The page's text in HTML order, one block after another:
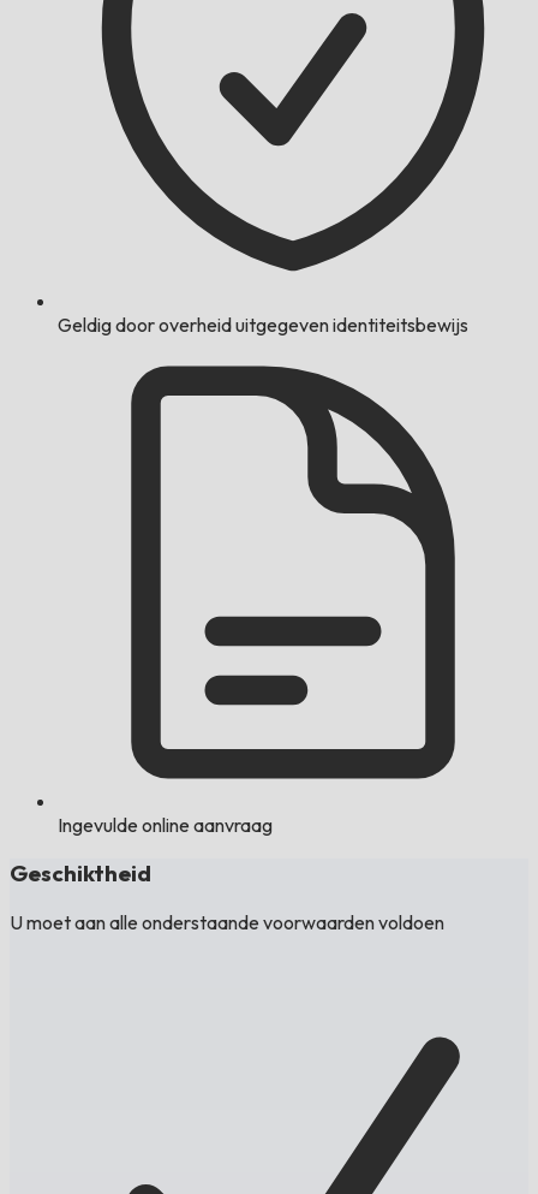
Geldig door overheid uitgegeven identiteitsbewijs
Ingevulde online aanvraag
Geschiktheid
U moet aan alle onderstaande voorwaarden voldoen